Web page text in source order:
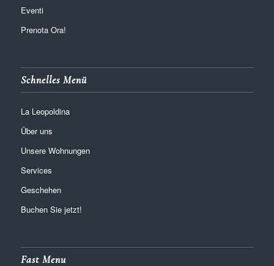
Eventi
Prenota Ora!
Schnelles Menü
La Leopoldina
Über uns
Unsere Wohnungen
Services
Geschehen
Buchen Sie jetzt!
Fast Menu